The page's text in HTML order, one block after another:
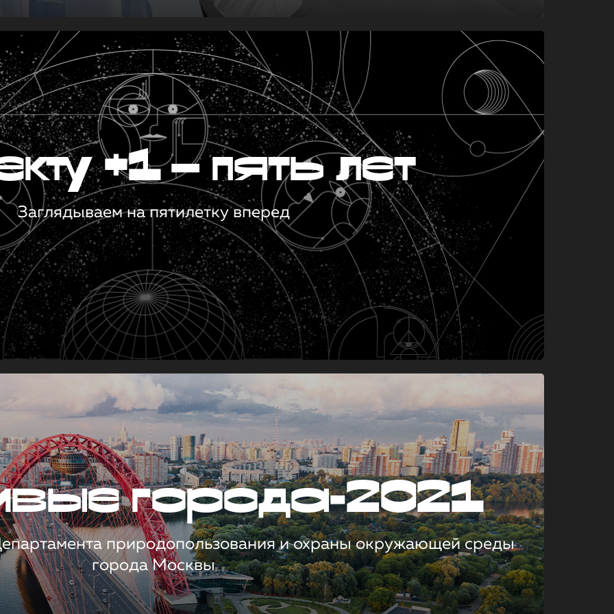
+1 — пять лет
Заглядываем на пятилетку вперед
города-2021
природопользования и охраны окружающей среды
города Москвы